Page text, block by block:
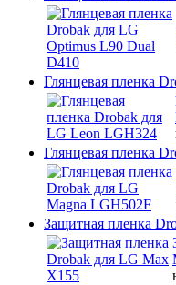
Глянцевая пленка
Глянцевая пленка
Защитная пленка